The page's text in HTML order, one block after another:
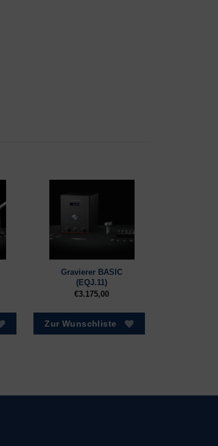
Gravierer BASIC
(EQJ.11)
€3.175,00
Zur Wunschliste